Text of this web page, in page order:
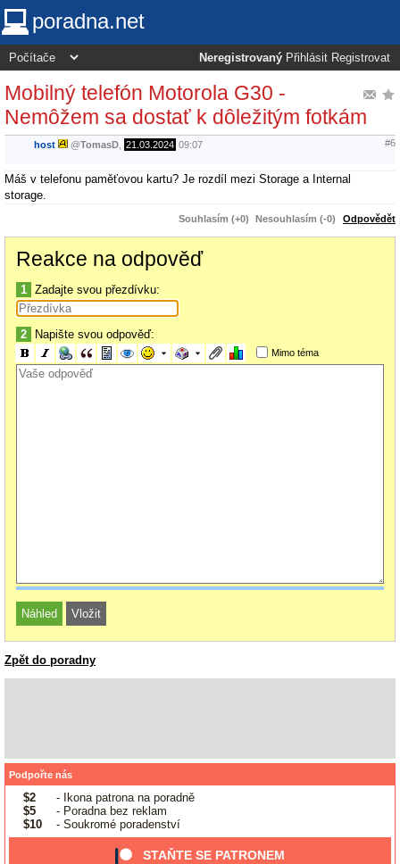
poradna.net
Neregistrovaný Přihlásit Registrovat
Mobilný telefón Motorola G30 -
Nemôžem sa dostať k dôležitým fotkám
host @TomasD 21.03.2024 09:07 #6
Máš v telefonu paměťovou kartu? Je rozdíl mezi Storage a Internal
storage.
Souhlasím (+0) Nesouhlasím (-0) Odpovědět
Reakce na odpověď
1 Zadajte svou přezdívku:
2 Napište svou odpověď:
Mimo téma
Zpět do poradny
Podpořte nás
$2
- Ikona patrona na poradně
$5
- Poradna bez reklam
$10
- Soukromé poradenství
STAŇTE SE PATRONEM